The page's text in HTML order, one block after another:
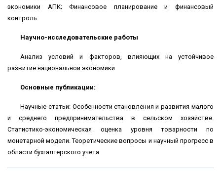
экономики АПК; Финансовое планирование и финансовый
контроль.
Научно-исследовательские работы
Анализ условий и факторов, влияющих на устойчивое
развитие национальной экономики
Основные публикации:
Научные статьи: Особенности становления и развития малого
и среднего предпринимательства в сельском хозяйстве.
Статистико-экономическая оценка уровня товарности по
монетарной модели. Теоретические вопросы и научный прогресс в
области бухгалтерского учета